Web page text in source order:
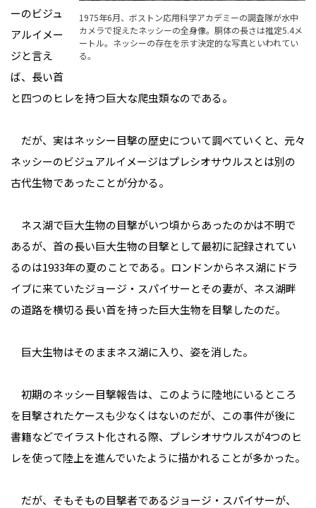
1975年6月、ボストン応用科学アカデミーの調査隊が水中
カメラで捉えたネッシーの全身像。胴体の長さは推定5.4メ
ートル。ネッシーの存在を示す決定的な写真といわれてい
る。
ーのビジュ
アルイメー
ジと言え
ば、長い首
と四つのヒレを持つ巨大な爬虫類なのである。
だが、実はネッシー目撃の歴史について調べていくと、元々
ネッシーのビジュアルイメージはプレシオサウルスとは別の
古代生物であったことが分かる。
ネス湖で巨大生物の目撃がいつ頃からあったのかは不明で
あるが、首の長い巨大生物の目撃として最初に記録されてい
るのは1933年の夏のことである。ロンドンからネス湖にドラ
イブに来ていたジョージ・スパイサーとその妻が、ネス湖畔
の道路を横切る長い首を持った巨大生物を目撃したのだ。
巨大生物はそのままネス湖に入り、姿を消した。
初期のネッシー目撃報告は、このように陸地にいるところ
を目撃されたケースも少なくはないのだが、この事件が後に
書籍などでイラスト化される際、プレシオサウルスが4つのヒ
レを使って陸上を進んでいたように描かれることが多かった。
だが、そもそもの目撃者であるジョージ・スパイサーが、